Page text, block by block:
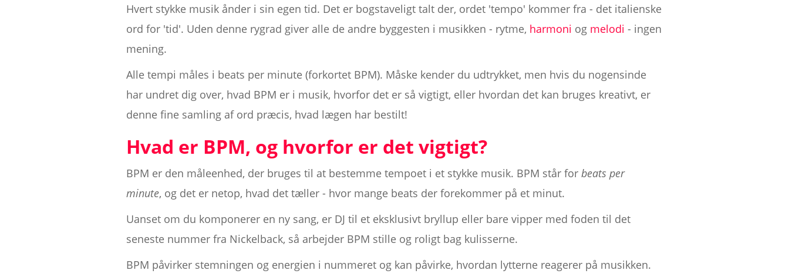
Hvert stykke musik ånder i sin egen tid. Det er bogstaveligt talt der, ordet 'tempo' kommer fra - det italienske
ord for 'tid'. Uden denne rygrad giver alle de andre byggesten i musikken - rytme, harmoni og melodi - ingen
mening.
Alle tempi måles i beats per minute (forkortet BPM). Måske kender du udtrykket, men hvis du nogensinde
har undret dig over, hvad BPM er i musik, hvorfor det er så vigtigt, eller hvordan det kan bruges kreativt, er
denne fine samling af ord præcis, hvad lægen har bestilt!
Hvad er BPM, og hvorfor er det vigtigt?
BPM er den måleenhed, der bruges til at bestemme tempoet i et stykke musik. BPM står forbeats per
minute, og det er netop, hvad det tæller - hvor mange beats der forekommer på et minut.
Uanset om du komponerer en ny sang, er DJ til et eksklusivt bryllup eller bare vipper med foden til det
seneste nummer fra Nickelback, så arbejder BPM stille og roligt bag kulisserne.
BPM påvirker stemningen og energien i nummeret og kan påvirke, hvordan lytterne reagerer på musikken.